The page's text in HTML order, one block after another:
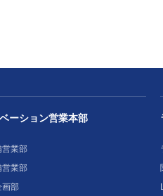
ーション営業本部
営業部
営業部
画部